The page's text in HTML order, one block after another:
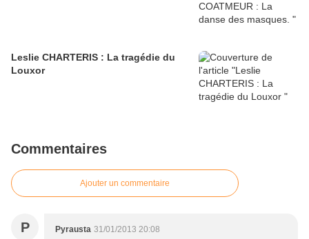
Leslie CHARTERIS : La tragédie du
Louxor
Commentaires
Ajouter un commentaire
P Pyrausta 31/01/2013 20:08